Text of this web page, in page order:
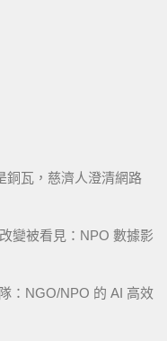
銅瓦，慈濟人澄清網路
變被看見：NPO 數據影
：NGO/NPO 的 AI 高效